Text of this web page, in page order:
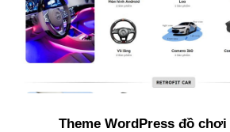
Theme WordPress đồ